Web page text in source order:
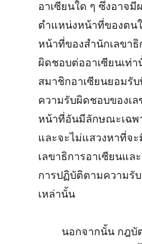
อาเซียนใด ๆ ซึ่งอาจมี
ตำแหน่งหน้าที่ของตน
หน้าที่ของสำนักเลขาธิ
ผิดชอบต่ออาเซียนเท่า
สมาชิกอาเซียนยอมรั
ความรับผิดชอบของเล
หน้าที่อันมีลักษณะเฉพ
และจะไม่แสวงหาที่จ
เลขาธิการอาเซียนแล
การปฏิบัติตามความรั
เหล่านั้น
นอกจากนั้น กฎบัต